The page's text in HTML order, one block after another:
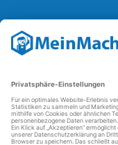
Reparatur Revolution
Mit derReparatur-
Reparaturbedingungen
reparierenden Betriebe
Deutschland.
Weitere
FAQ - häufig